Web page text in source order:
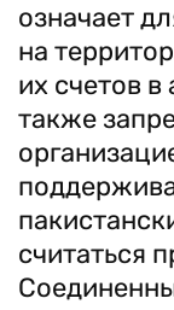
означает
на
их счетов
также
считаться